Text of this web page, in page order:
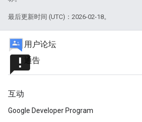
最后更新时间 (UTC)：2026-02-18。
用户论坛
announcement通告
互动
Google Developer Program